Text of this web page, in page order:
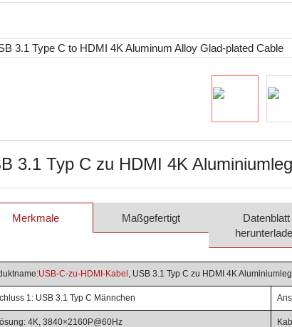
3.1 Typ C zu HDMI 4K
Merkmale Maßgefertigt
Datenblatt
USB-C-zu-HDMI-Kabel , USB 3.1 Typ C zu HDMI 4K
1: USB 3.1 Typ C Männchen
4K, 3840×2160P@60Hz